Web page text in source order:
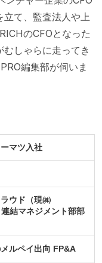
立て、監査法人や上
のCFOとなった
しゃらに走ってき
編集部が伺いま
マツ入社
ウド（現㈱
結マネジメント部部
ルペイ出向 FP&A